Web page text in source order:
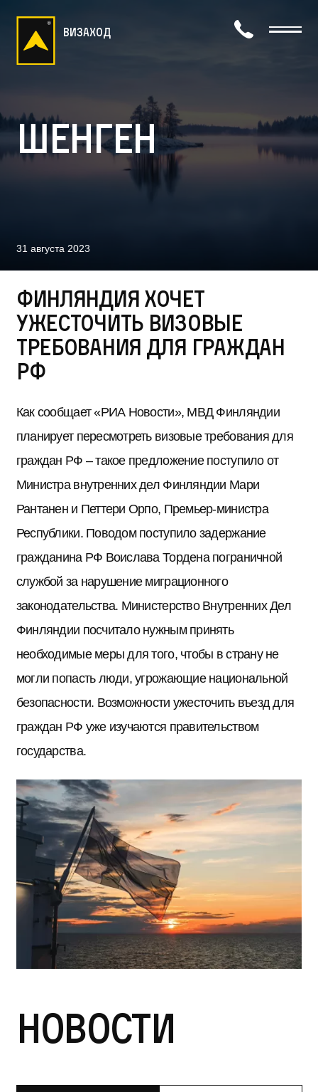
визаход
Шенген
31 августа 2023
Финляндия хочет
ужесточить визовые
требования для граждан
РФ
Как сообщает «РИА Новости», МВД Финляндии
планирует пересмотреть визовые требования для
граждан РФ – такое предложение поступило от
Министра внутренних дел Финляндии Мари
Рантанен и Петтери Орпо, Премьер-министра
Республики. Поводом поступило задержание
гражданина РФ Воислава Тордена пограничной
службой за нарушение миграционного
законодательства. Министерство Внутренних Дел
Финляндии посчитало нужным принять
необходимые меры для того, чтобы в страну не
могли попасть люди, угрожающие национальной
безопасности. Возможности ужесточить въезд для
граждан РФ уже изучаются правительством
государства.
Новости